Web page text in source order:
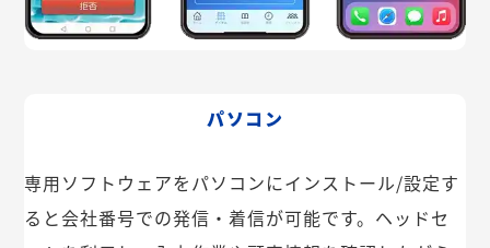
パソコン
専用ソフトウェアをパソコンにインストール/設定す
ると会社番号での発信・着信が可能です。ヘッドセ